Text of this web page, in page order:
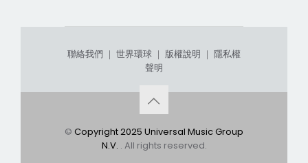
聯絡我們 ｜ 世界環球 ｜ 版權說明 ｜ 隱私權
聲明
© Copyright 2025 Universal Music Group
N.V. . All rights reserved.